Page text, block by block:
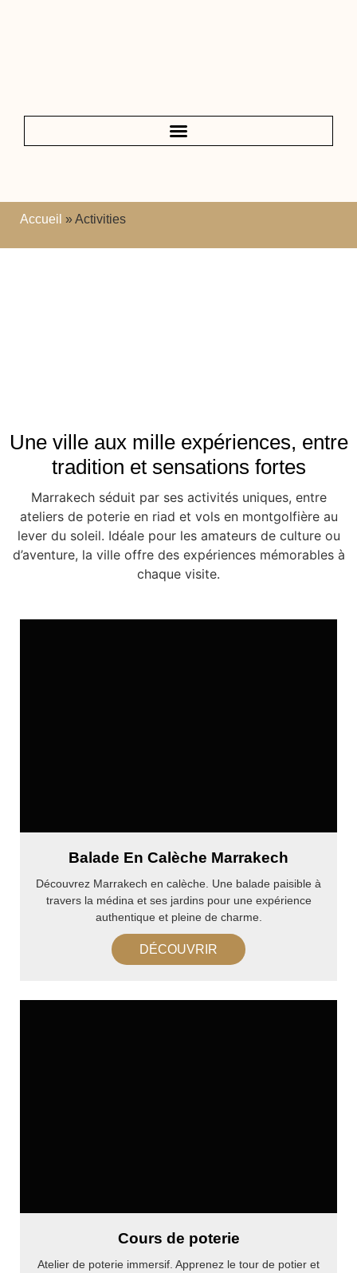
Accueil »Activities
Une ville aux mille expériences, entre
tradition et sensations fortes
Marrakech séduit par ses activités uniques, entre
ateliers de poterie en riad et vols en montgolfière au
lever du soleil. Idéale pour les amateurs de culture ou
d’aventure, la ville offre des expériences mémorables à
chaque visite.
Balade En Calèche Marrakech
Découvrez Marrakech en calèche. Une balade paisible à
travers la médina et ses jardins pour une expérience
authentique et pleine de charme.
DÉCOUVRIR
Cours de poterie
Atelier de poterie immersif. Apprenez le tour de potier et